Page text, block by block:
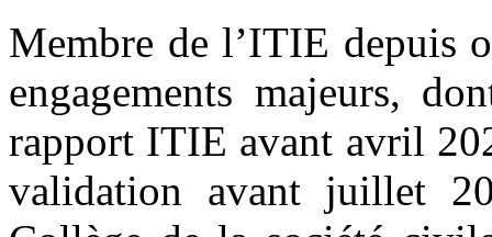
Membre de l’ITIE depuis
engagements majeurs,
rapport ITIE avant avril
validation avant juillet